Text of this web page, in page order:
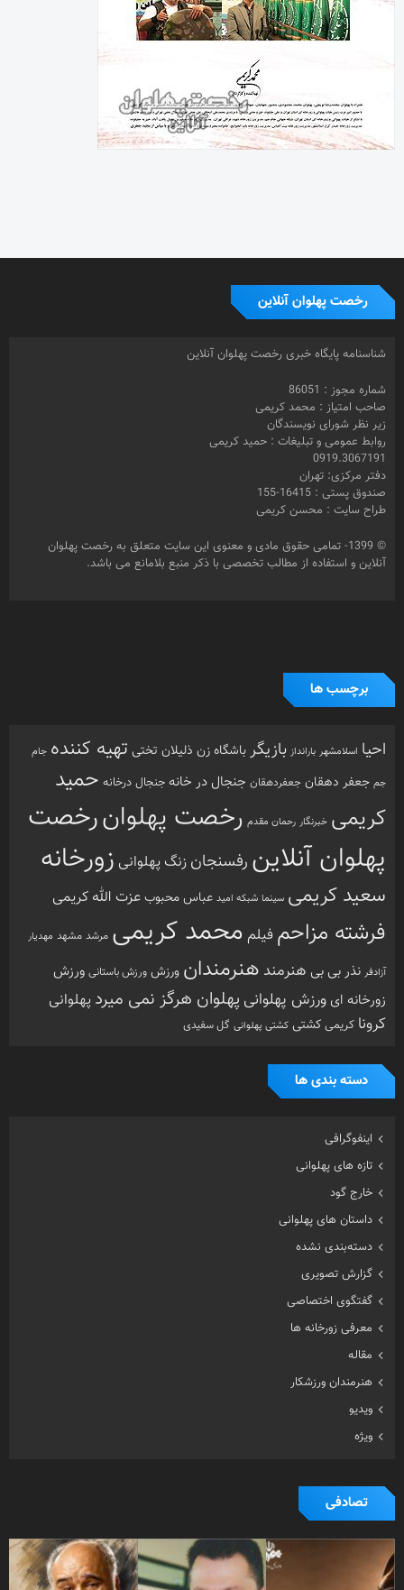
رخصت پهلوان آنلاین
شناسنامه پایگاه خبری رخصت پهلوان آنلاین
شماره مجوز : 86051
صاحب امتیاز : محمد کریمی
زیر نظر شورای نویسندگان
روابط عمومی و تبلیغات : حمید کریمی
0919.3067191
دفتر مرکزی: تهران
صندوق پستی : 16415-155
طراح سایت : محسن کریمی
© 1399- تمامی حقوق مادی و معنوی این سایت متعلق به رخصت پهلوان
آنلاین و استفاده از مطالب تخصصی با ذکر منبع بلامانع می باشد.
برچسب ها
احیا اسلامشهر بارانداز بازیگر باشگاه زن ذلیلان تختی تهیه کننده جام
جم جعفر دهقان جعفردهقان جنجال در خانه جنجال درخانه حمید
کریمی خبرنگار رحمان مقدم رخصت پهلوانرخصت
پهلوان آنلاین رفسنجان زنگ پهلوانی زورخانه
سعید کریمی سینما شبکه امید عباس محبوبعزت الله کریمی
فرشته مزاحمفیلم محمد کریمی مرشد مشهد مهدیار
آزادفر نذر بی بی هنرمند هنرمندان ورزش ورزش باستانی ورزش
زورخانه ای ورزش پهلوانی پهلوان هرگز نمی میرد پهلوانی
کرونا کریمی کشتی کشتی پهلوانی گل سفیدی
دسته بندی ها
اینفوگرافی
تازه های پهلوانی
خارج گود
داستان های پهلوانی
دسته‌بندی نشده
گزارش تصویری
گفتگوی اختصاصی
معرفی زورخانه ها
مقاله
هنرمندان ورزشکار
ویدیو
ویژه
تصادفی